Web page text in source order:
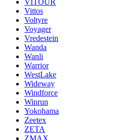
Vittos
Voltyre
Voyager
Vredestein
Wanda
Wanli
Warrior
WestLake
Wideway
Windforce
Winrun
Yokohama
Zeetex
ZETA
ZMAX